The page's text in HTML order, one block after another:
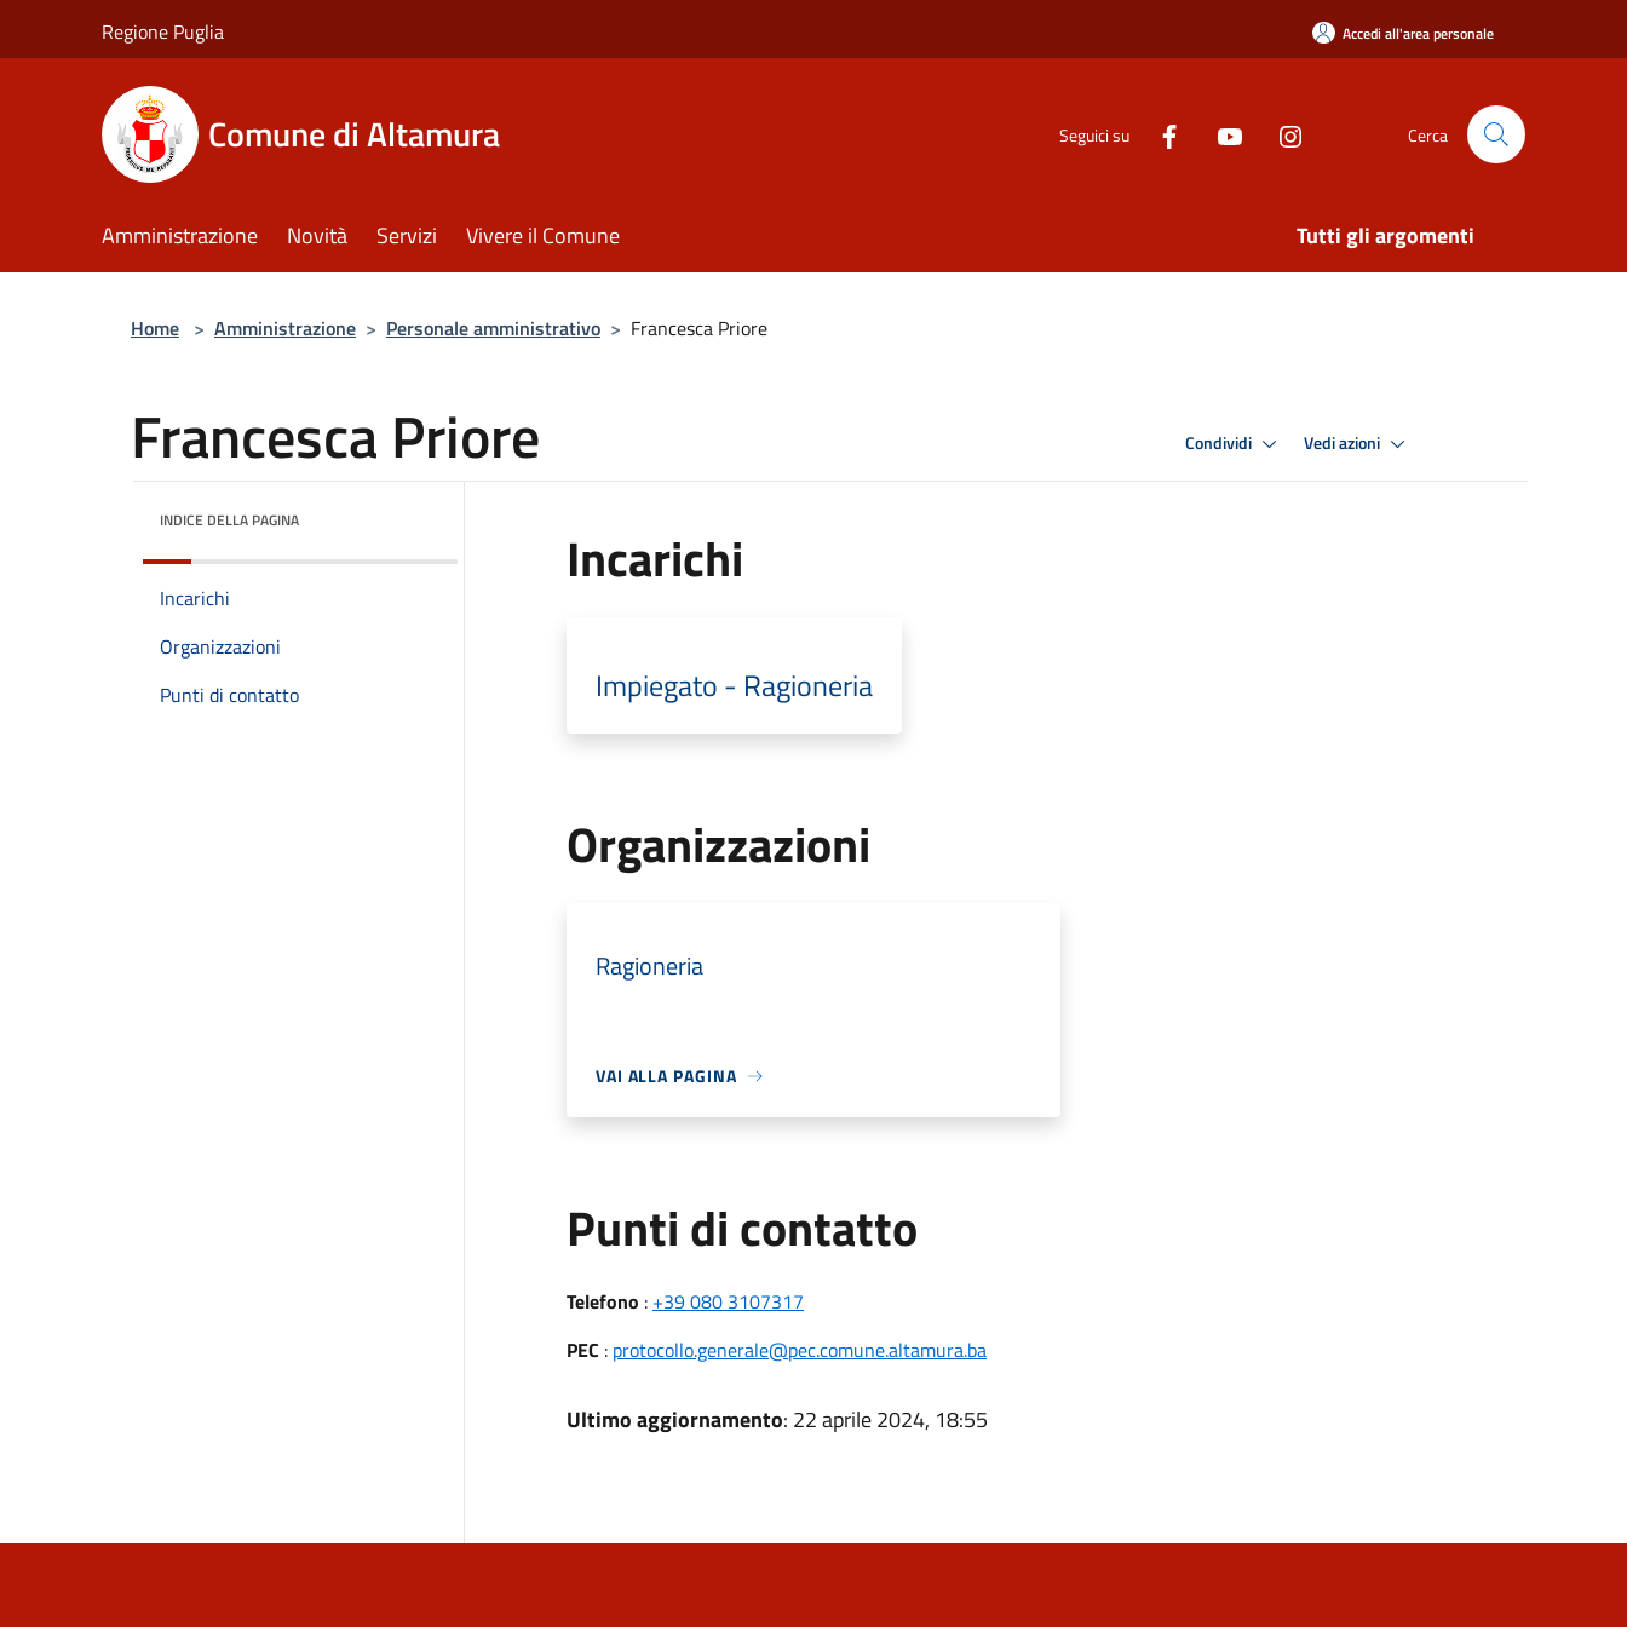
Regione Puglia Accedi all'area personale
Comune di Altamura Seguici su Cerca
Amministrazione Novità Servizi Vivere il Comune Tutti gli argomenti
Home > Amministrazione > Personale amministrativo > Francesca Priore
Francesca Priore Condividi Vedi azioni
INDICE DELLA PAGINA
Incarichi
Organizzazioni
Punti di contatto
Incarichi
Impiegato - Ragioneria
Organizzazioni
Ragioneria
VAI ALLA PAGINA
Punti di contatto
Telefono : +39 080 3107317
PEC : protocollo.generale@pec.comune.altamura.ba
Ultimo aggiornamento: 22 aprile 2024, 18:55